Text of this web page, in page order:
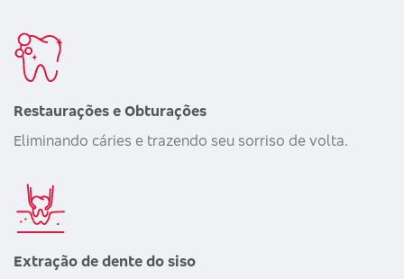
Restaurações e Obturações
Eliminando cáries e trazendo seu sorriso de volta.
Extração de dente do siso